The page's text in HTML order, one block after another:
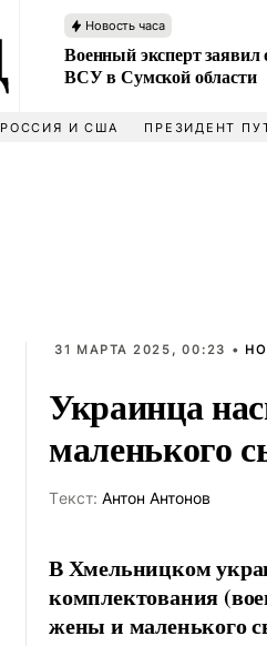
Новость часа
Военный эксперт заявил
ВСУ в Сумской области
РОССИЯ И США ПРЕЗИДЕНТ
31 МАРТА 2025, 00:23 •
Украинца
маленького
Tекст: Антон Антонов
В Хмельницком
комплектования
жены и маленького